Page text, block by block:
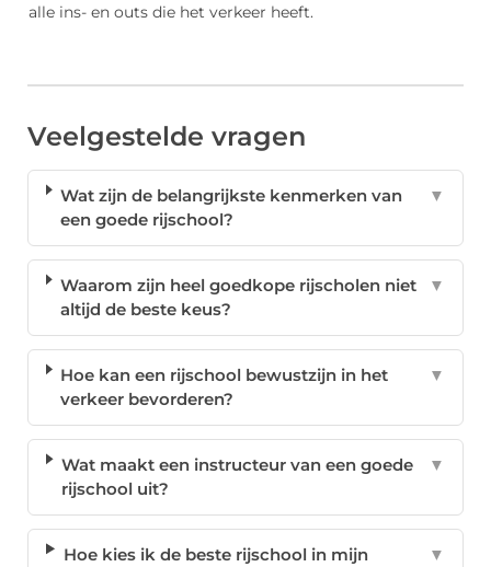
alle ins- en outs die het verkeer heeft.
Veelgestelde vragen
Wat zijn de belangrijkste kenmerken van
een goede rijschool?
▼
Waarom zijn heel goedkope rijscholen niet
altijd de beste keus?
▼
Hoe kan een rijschool bewustzijn in het
verkeer bevorderen?
▼
Wat maakt een instructeur van een goede
rijschool uit?
▼
Hoe kies ik de beste rijschool in mijn
▼